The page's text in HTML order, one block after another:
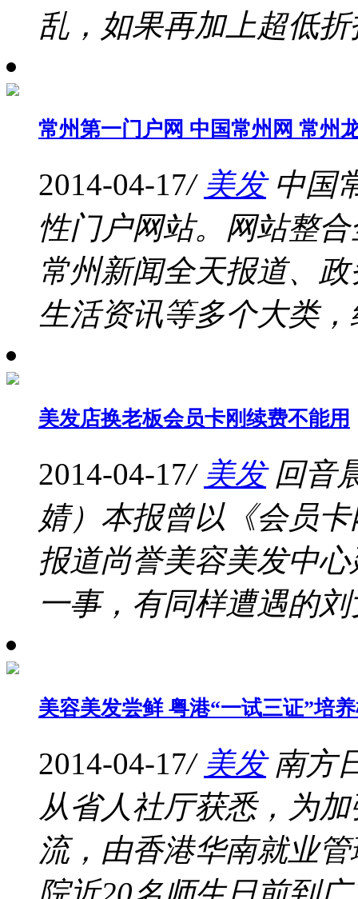
乱，如果再加上超低
常州第一门户网 中国常州网 常州
2014-04-17/ 美发 中国
性门户网站。网站整
常州新闻全天报道、
生活资讯等多个大类
美发店换老板会员卡刚续费不能用
2014-04-17/ 美发 回音
婧）本报曾以《会员
报道尚誉美容美发中
一事，有同样遭遇的
美容美发尝鲜 粤港“一试三证”培
2014-04-17/ 美发 南方
从省人社厅获悉，为
流，由香港华南就业